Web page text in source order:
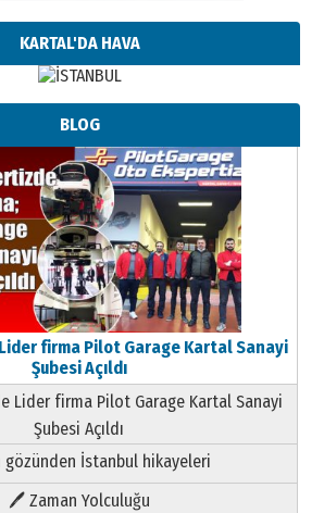
KARTAL'DA HAVA
BLOG
firma Pilot Garage Kartal Sanayi
Şubesi Açıldı
Lider firma Pilot Garage Kartal Sanayi
Şubesi Açıldı
İstanbul hikayeleri
🖊 Zaman Yolculuğu